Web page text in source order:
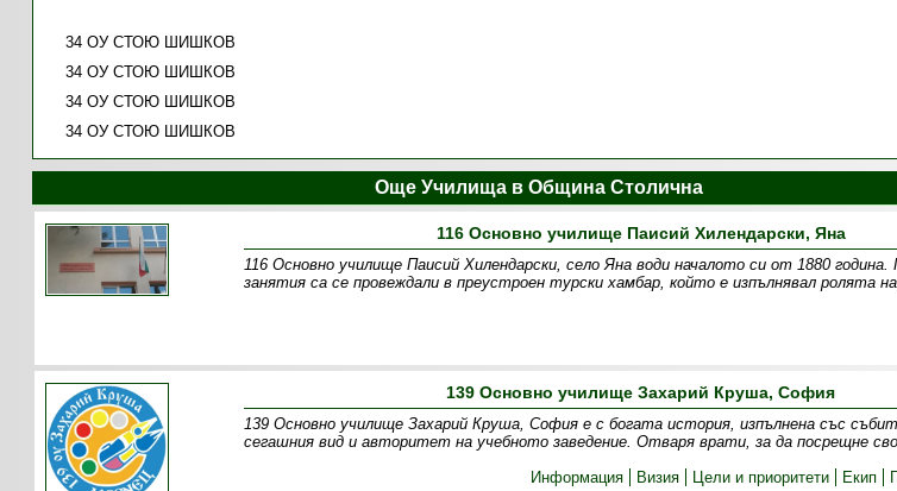
34 ОУ СТОЮ ШИШКОВ
34 ОУ СТОЮ ШИШКОВ
34 ОУ СТОЮ ШИШКОВ
34 ОУ СТОЮ ШИШКОВ
Още Училища в Община Столична
116 Основно училище Паисий Хилендарски, Яна
116 Основно училище Паисий Хилендарски, село Яна води началото си от 1880
занятия са се провеждали в преустроен турски хамбар, който е изпълнявал ролята
139 Основно училище Захарий Круша, София
139 Основно училище Захарий Круша, София е с богата история, изпълнена със
сегашния вид и авторитет на учебното заведение. Отваря врати, за да посрещне
Информация
Визия Цели и приоритети Екип